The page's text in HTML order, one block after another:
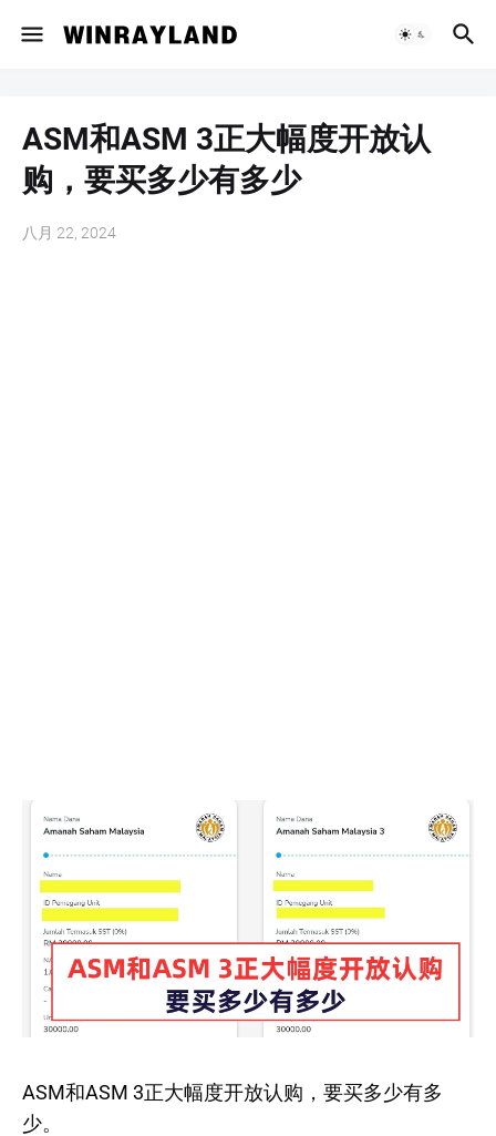
ASM和ASM 3正大幅度开放认
购，要买多少有多少
八月 22, 2024
ASM和ASM 3正大幅度开放认购，要买多少有多
少。